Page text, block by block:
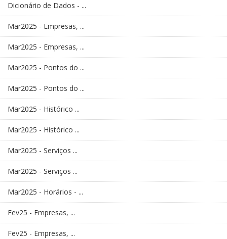
Dicionário de Dados - ...
Mar2025 - Empresas, ...
Mar2025 - Empresas, ...
Mar2025 - Pontos do ...
Mar2025 - Pontos do ...
Mar2025 - Histórico ...
Mar2025 - Histórico ...
Mar2025 - Serviços ...
Mar2025 - Serviços ...
Mar2025 - Horários - ...
Fev25 - Empresas, ...
Fev25 - Empresas, ...